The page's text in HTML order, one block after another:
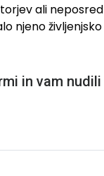
ali
njeno
in vam